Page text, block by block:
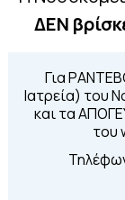
ΔΕΝ
Για
Ιατρεία) του
και τα
του
Γενικό
Γενικό